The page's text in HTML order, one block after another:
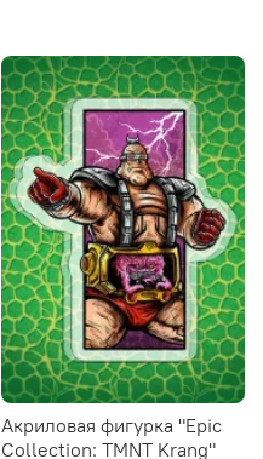
Акриловая фигурка "Epic
Collection: TMNT Krang"